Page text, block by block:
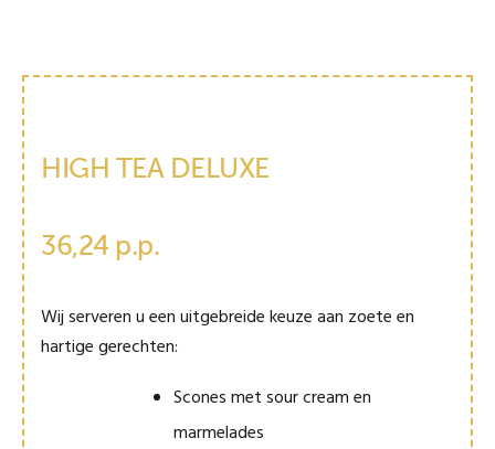
HIGH TEA DELUXE
36,24 p.p.
Wij serveren u een uitgebreide keuze aan zoete en
hartige gerechten:
Scones met sour cream en
marmelades